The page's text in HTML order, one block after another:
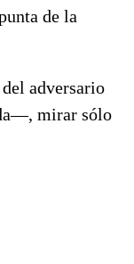
de la
adversario
mirar sólo